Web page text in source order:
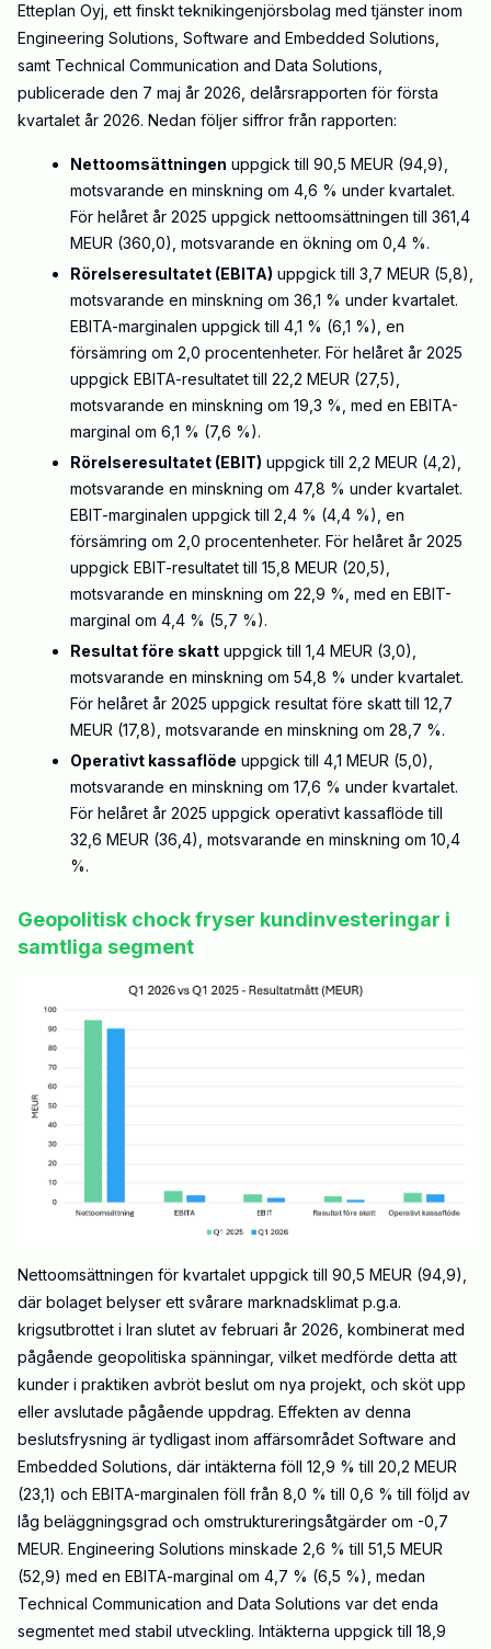
Etteplan Oyj, ett finskt teknikingenjörsbolag med tjänster inom
Engineering Solutions, Software and Embedded Solutions,
samt Technical Communication and Data Solutions,
publicerade den 7 maj år 2026, delårsrapporten för första
kvartalet år 2026. Nedan följer siffror från rapporten:
Nettoomsättningen uppgick till 90,5 MEUR (94,9),
motsvarande en minskning om 4,6 % under kvartalet.
För helåret år 2025 uppgick nettoomsättningen till 361,4
MEUR (360,0), motsvarande en ökning om 0,4 %.
Rörelseresultatet (EBITA) uppgick till 3,7 MEUR (5,8),
motsvarande en minskning om 36,1 % under kvartalet.
EBITA-marginalen uppgick till 4,1 % (6,1 %), en
försämring om 2,0 procentenheter. För helåret år 2025
uppgick EBITA-resultatet till 22,2 MEUR (27,5),
motsvarande en minskning om 19,3 %, med en EBITA-
marginal om 6,1 % (7,6 %).
Rörelseresultatet (EBIT) uppgick till 2,2 MEUR (4,2),
motsvarande en minskning om 47,8 % under kvartalet.
EBIT-marginalen uppgick till 2,4 % (4,4 %), en
försämring om 2,0 procentenheter. För helåret år 2025
uppgick EBIT-resultatet till 15,8 MEUR (20,5),
motsvarande en minskning om 22,9 %, med en EBIT-
marginal om 4,4 % (5,7 %).
Resultat före skatt uppgick till 1,4 MEUR (3,0),
motsvarande en minskning om 54,8 % under kvartalet.
För helåret år 2025 uppgick resultat före skatt till 12,7
MEUR (17,8), motsvarande en minskning om 28,7 %.
Operativt kassaflöde uppgick till 4,1 MEUR (5,0),
motsvarande en minskning om 17,6 % under kvartalet.
För helåret år 2025 uppgick operativt kassaflöde till
32,6 MEUR (36,4), motsvarande en minskning om 10,4
%.
Geopolitisk chock fryser kundinvesteringar i
samtliga segment
Nettoomsättningen för kvartalet uppgick till 90,5 MEUR (94,9),
där bolaget belyser ett svårare marknadsklimat p.g.a.
krigsutbrottet i Iran slutet av februari år 2026, kombinerat med
pågående geopolitiska spänningar, vilket medförde detta att
kunder i praktiken avbröt beslut om nya projekt, och sköt upp
eller avslutade pågående uppdrag. Effekten av denna
beslutsfrysning är tydligast inom affärsområdet Software and
Embedded Solutions, där intäkterna föll 12,9 % till 20,2 MEUR
(23,1) och EBITA-marginalen föll från 8,0 % till 0,6 % till följd av
låg beläggningsgrad och omstruktureringsåtgärder om -0,7
MEUR. Engineering Solutions minskade 2,6 % till 51,5 MEUR
(52,9) med en EBITA-marginal om 4,7 % (6,5 %), medan
Technical Communication and Data Solutions var det enda
segmentet med stabil utveckling. Intäkterna uppgick till 18,9